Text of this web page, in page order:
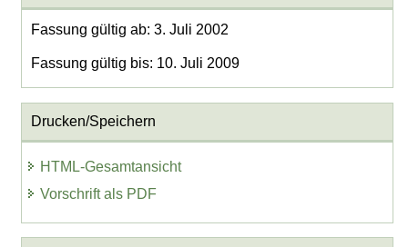
Fassung gültig ab: 3. Juli 2002
Fassung gültig bis: 10. Juli 2009
Drucken/Speichern
HTML-Gesamtansicht
Vorschrift als PDF